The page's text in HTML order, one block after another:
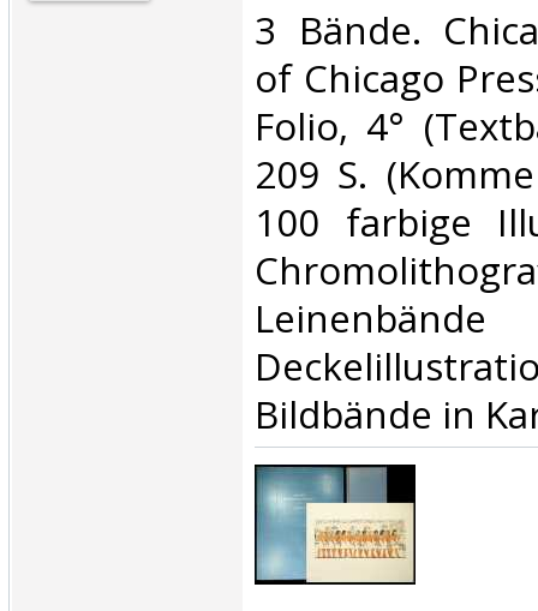
‎3 Bände.
of Chicago
Folio, 4°
209 S.
100 farbige
Bildbände in